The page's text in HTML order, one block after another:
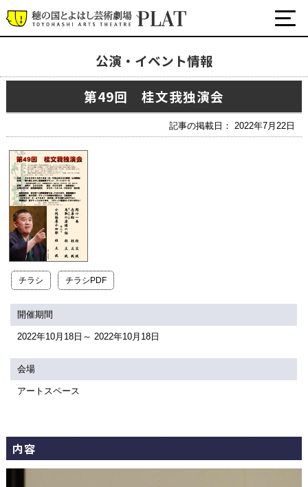
公式SNS
サービス
座席表
交通アクセス お問合せ
公演・イベント情報
第49回 桂文我独演会
記事の掲載日： 2022年7月22日
チラシ チラシPDF
開催期間
2022年10月18日～ 2022年10月18日
会場
アートスペース
内容
最新の公演・イベント情報
演劇・ダンス・音楽など
イベント
プラットについて
チケット・座席表・鑑賞サポートなど
施設の利用について
サポート
関連団体・施設